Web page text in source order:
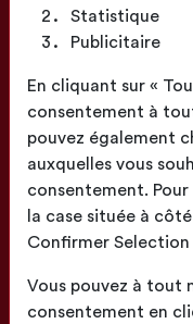
Statistique
Publicitaire
En cliquant sur «
consentement à
pouvez également
auxquelles vous
consentement.
la case située à
Confirmer Selection
Vous pouvez à tout
consentement en